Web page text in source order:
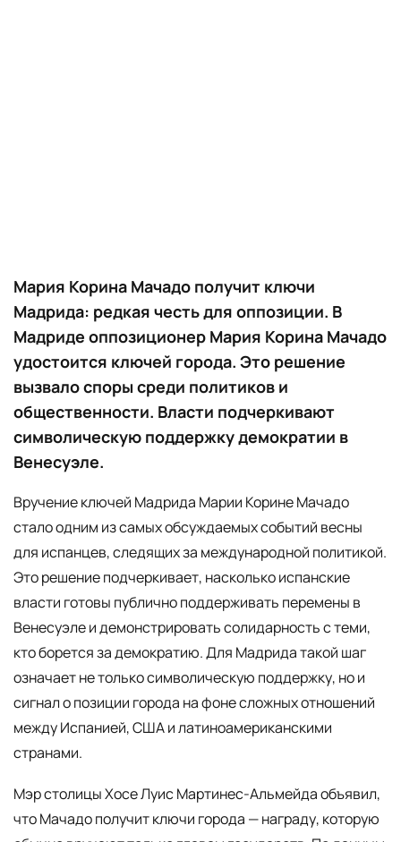
Мария Корина Мачадо получит ключи
Мадрида: редкая честь для оппозиции. В
Мадриде оппозиционер Мария Корина Мачадо
удостоится ключей города. Это решение
вызвало споры среди политиков и
общественности. Власти подчеркивают
символическую поддержку демократии в
Венесуэле.
Вручение ключей Мадрида Марии Корине Мачадо
стало одним из самых обсуждаемых событий весны
для испанцев, следящих за международной политикой.
Это решение подчеркивает, насколько испанские
власти готовы публично поддерживать перемены в
Венесуэле и демонстрировать солидарность с теми,
кто борется за демократию. Для Мадрида такой шаг
означает не только символическую поддержку, но и
сигнал о позиции города на фоне сложных отношений
между Испанией, США и латиноамериканскими
странами.
Мэр столицы Хосе Луис Мартинес-Альмейда объявил,
что Мачадо получит ключи города — награду, которую